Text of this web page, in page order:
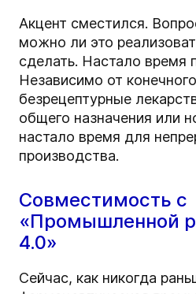
Акцент сместился.
можно ли это
сделать. Настало время
Независимо от
безрецептурные
общего назначения или
настало время для
производства.
Совместимость с
«Промышленной
4.0»
Сейчас, как никогда